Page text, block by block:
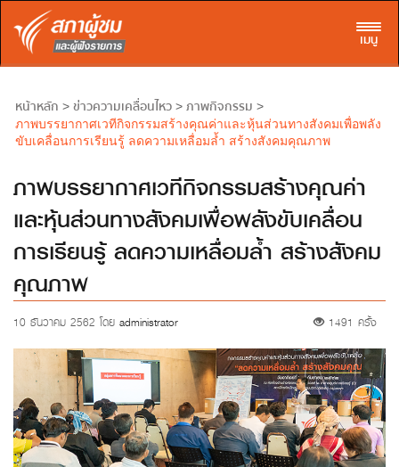
เมนู
หน้าหลัก > ข่าวความเคลื่อนไหว > ภาพกิจกรรม >
ภาพบรรยากาศเวทีกิจกรรมสร้างคุณค่าและหุ้นส่วนทางสังคมเพื่อพลัง
ขับเคลื่อนการเรียนรู้ ลดความเหลื่อมล้ำ สร้างสังคมคุณภาพ
ภาพบรรยากาศเวทีกิจกรรมสร้างคุณค่า
และหุ้นส่วนทางสังคมเพื่อพลังขับเคลื่อน
การเรียนรู้ ลดความเหลื่อมล้ำ สร้างสังคม
คุณภาพ
10 ธันวาคม 2562 โดย administrator 1491 ครั้ง